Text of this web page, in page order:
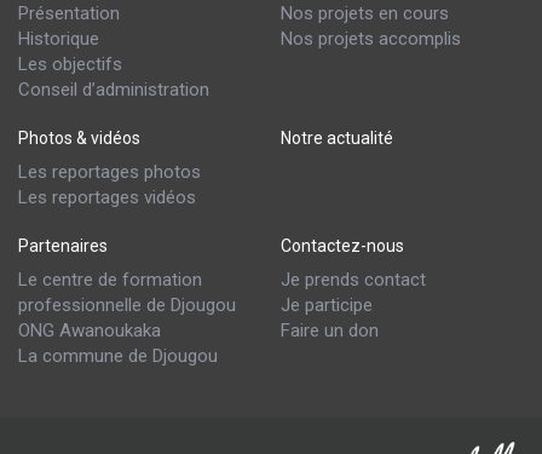
Présentation
Historique
Les objectifs
Conseil d’administration
Nos projets en cours
Nos projets accomplis
Photos & vidéos
Les reportages photos
Les reportages vidéos
Notre actualité
Partenaires
Le centre de formation
professionnelle de Djougou
ONG Awanoukaka
La commune de Djougou
Contactez-nous
Je prends contact
Je participe
Faire un don